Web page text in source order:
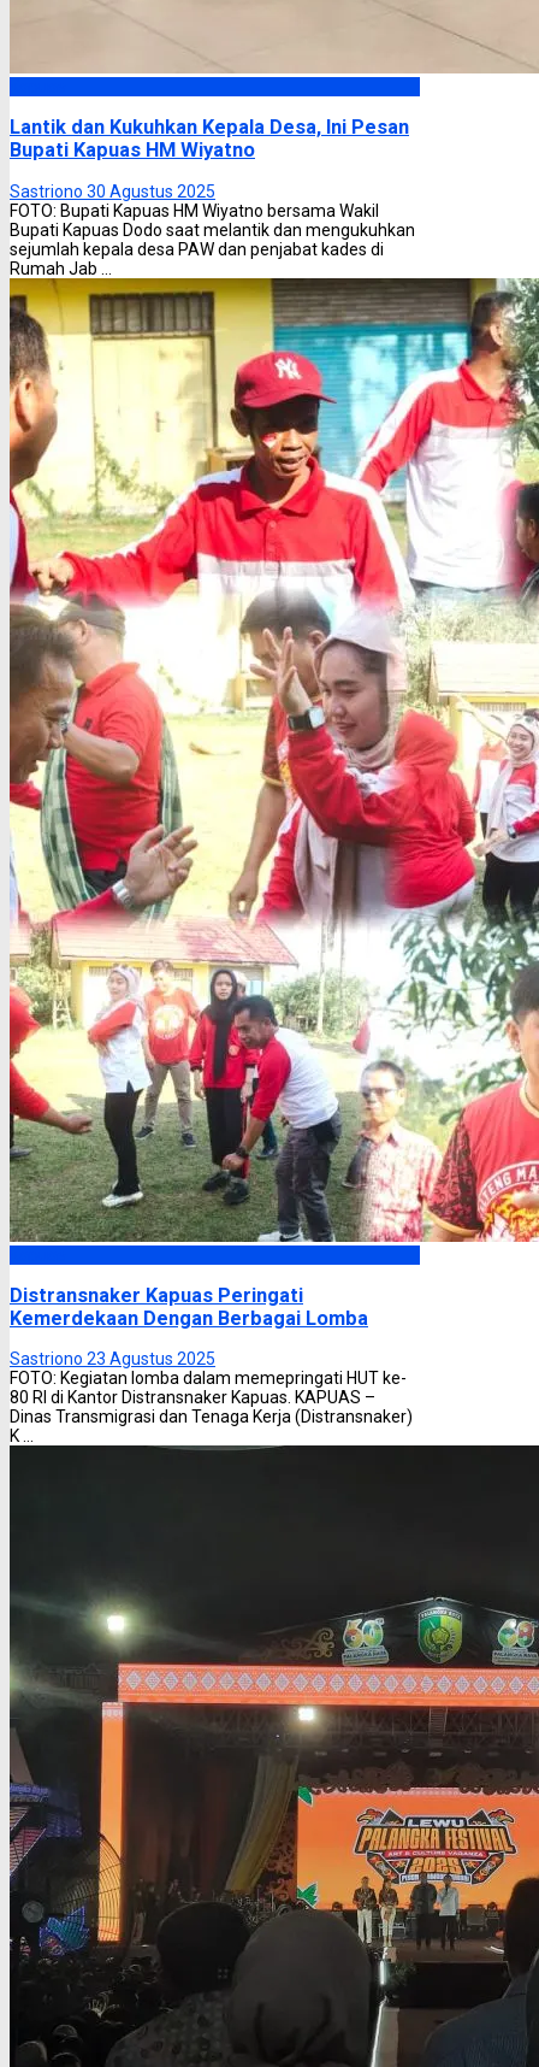
Lantik dan Kukuhkan Kepala Desa, Ini Pesan
Bupati Kapuas HM Wiyatno
Sastriono 30 Agustus 2025
FOTO: Bupati Kapuas HM Wiyatno bersama Wakil
Bupati Kapuas Dodo saat melantik dan mengukuhkan
sejumlah kepala desa PAW dan penjabat kades di
Rumah Jab ...
Distransnaker Kapuas Peringati
Kemerdekaan Dengan Berbagai Lomba
Sastriono 23 Agustus 2025
FOTO: Kegiatan lomba dalam memepringati HUT ke-
80 RI di Kantor Distransnaker Kapuas. KAPUAS –
Dinas Transmigrasi dan Tenaga Kerja (Distransnaker)
K ...